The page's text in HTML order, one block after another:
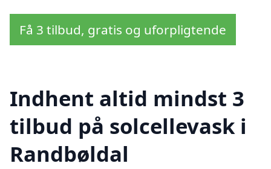
Få 3 tilbud, gratis og uforpligtende
Indhent altid mindst 3
tilbud på solcellevask i
Randbøldal